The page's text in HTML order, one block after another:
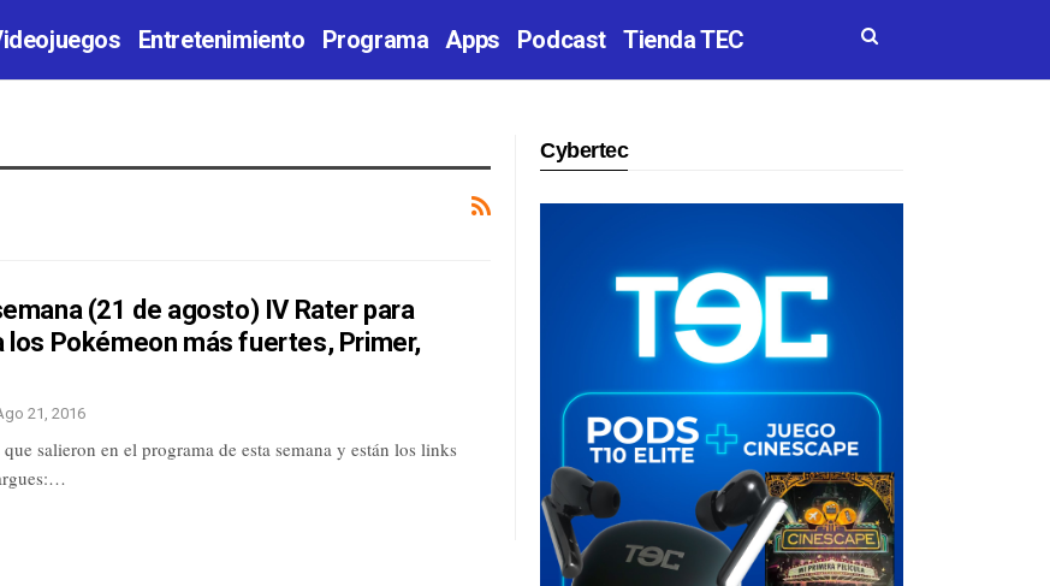
Entretenimiento Programa Apps Podcast Tienda TEC
(21 de agosto) IV Rater para
los Pokémeon más fuertes, Primer,
21, 2016
que salieron en el programa de esta semana y están los links
Cybertec